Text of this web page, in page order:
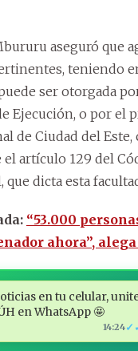
aseguró que
teniendo
ser otorgada
Ejecución, o por el
de Ciudad del Este,
el artículo 129 del
que dicta esta
“53.000
ahora”,
en tu celular,
en WhatsApp 🤩
14:24